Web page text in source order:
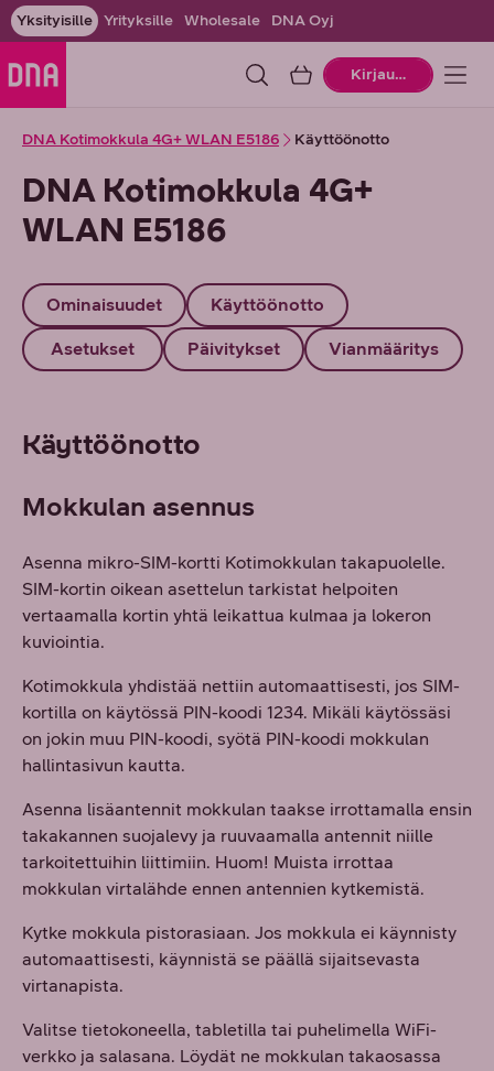
Yksityisille Yrityksille Wholesale DNA Oyj
OstoskoriKirjaudu
DNA Kotimokkula 4G+ WLAN E5186 Käyttöönotto
DNA Kotimokkula 4G+
WLAN E5186
Ominaisuudet Käyttöönotto
Asetukset Päivitykset Vianmääritys
Käyttöönotto
Mokkulan asennus
Asenna mikro-SIM-kortti Kotimokkulan takapuolelle.
SIM-kortin oikean asettelun tarkistat helpoiten
vertaamalla kortin yhtä leikattua kulmaa ja lokeron
kuviointia.
Kotimokkula yhdistää nettiin automaattisesti, jos SIM-
kortilla on käytössä PIN-koodi 1234. Mikäli käytössäsi
on jokin muu PIN-koodi, syötä PIN-koodi mokkulan
hallintasivun kautta.
Asenna lisäantennit mokkulan taakse irrottamalla ensin
takakannen suojalevy ja ruuvaamalla antennit niille
tarkoitettuihin liittimiin. Huom! Muista irrottaa
mokkulan virtalähde ennen antennien kytkemistä.
Kytke mokkula pistorasiaan. Jos mokkula ei käynnisty
automaattisesti, käynnistä se päällä sijaitsevasta
virtanapista.
Valitse tietokoneella, tabletilla tai puhelimella WiFi-
verkko ja salasana. Löydät ne mokkulan takaosassa